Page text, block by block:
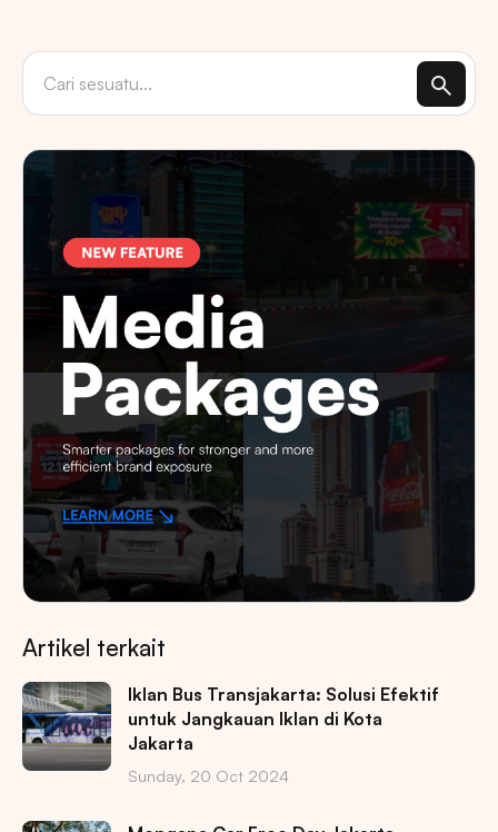
Artikel terkait
Iklan Bus Transjakarta: Solusi Efektif
untuk Jangkauan Iklan di Kota
Jakarta
Sunday, 20 Oct 2024